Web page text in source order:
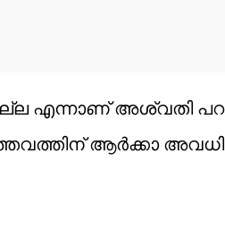
എന്നാണ് അശ്വതി
ആർക്കാ